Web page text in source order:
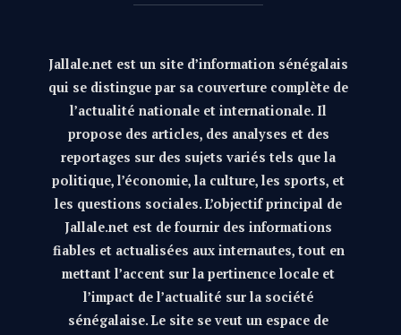
Jallale.net est un site d’information sénégalais
qui se distingue par sa couverture complète de
l’actualité nationale et internationale. Il
propose des articles, des analyses et des
reportages sur des sujets variés tels que la
politique, l’économie, la culture, les sports, et
les questions sociales. L’objectif principal de
Jallale.net est de fournir des informations
fiables et actualisées aux internautes, tout en
mettant l’accent sur la pertinence locale et
l’impact de l’actualité sur la société
sénégalaise. Le site se veut un espace de